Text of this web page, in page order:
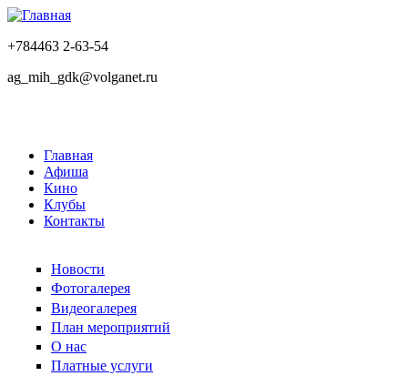
+784463 2-63-54
ag_mih_gdk@volganet.ru
Главная
Афиша
Кино
Клубы
Контакты
Новости
Фотогалерея
Видеогалерея
План мероприятий
О нас
Платные услуги